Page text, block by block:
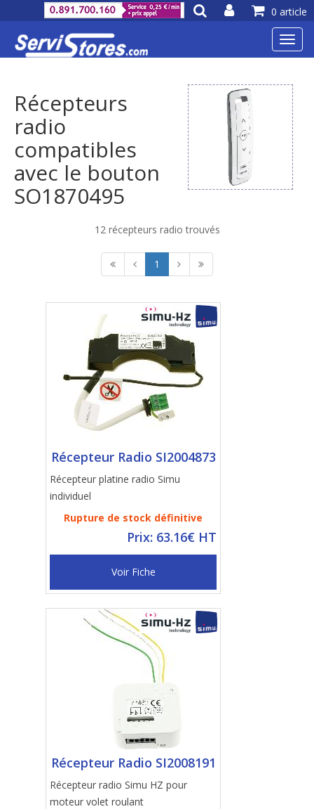
Récepteurs
radio
compatibles
avec le bouton
SO1870495
12 récepteurs radio trouvés
1
Récepteur Radio SI2004873
Récepteur platine radio Simu
individuel
Rupture de stock définitive
Prix: 63.16€ HT
Voir Fiche
Récepteur Radio SI2008191
Récepteur radio Simu HZ pour
moteur volet roulant
0 article